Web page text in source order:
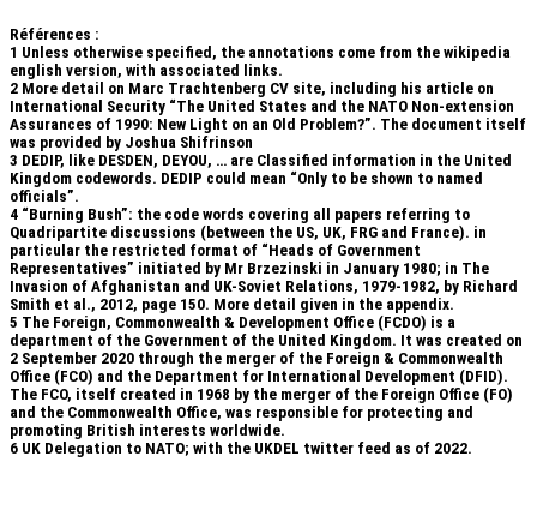
Références :
1 Unless otherwise specified, the annotations come from the wikipedia
english version, with associated links.
2 More detail on Marc Trachtenberg CV site, including his article on
International Security “The United States and the NATO Non-extension
Assurances of 1990: New Light on an Old Problem?”. The document itself
was provided by Joshua Shifrinson
3 DEDIP, like DESDEN, DEYOU, … are Classified information in the United
Kingdom codewords. DEDIP could mean “Only to be shown to named
officials”.
4 “Burning Bush”: the code words covering all papers referring to
Quadripartite discussions (between the US, UK, FRG and France). in
particular the restricted format of “Heads of Government
Representatives” initiated by Mr Brzezinski in January 1980; in The
Invasion of Afghanistan and UK-Soviet Relations, 1979-1982, by Richard
Smith et al., 2012, page 150. More detail given in the appendix.
5 The Foreign, Commonwealth & Development Office (FCDO) is a
department of the Government of the United Kingdom. It was created on
2 September 2020 through the merger of the Foreign & Commonwealth
Office (FCO) and the Department for International Development (DFID).
The FCO, itself created in 1968 by the merger of the Foreign Office (FO)
and the Commonwealth Office, was responsible for protecting and
promoting British interests worldwide.
6 UK Delegation to NATO; with the UKDEL twitter feed as of 2022.